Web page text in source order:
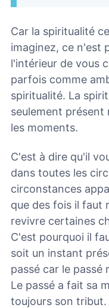
Car la spiritualité
imaginez, ce n'est
l'intérieur de vous
parfois comme
spiritualité. La
seulement
les moments.
C'est à dire qu'il
dans toutes les
circonstances
que des fois il faut
revivre certaines
C'est pourquoi il
soit un instant
passé car le passé
Le passé a fait sa
toujours son